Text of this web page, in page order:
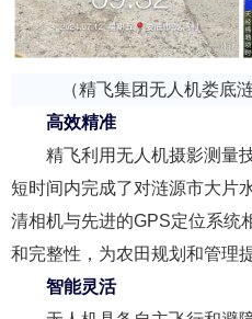
（精飞集团无人机娄底
高效精准
精飞利用无人机摄影测量
短时间内完成了对涟源市大片
清相机与先进的GPS定位系统
和完整性，为农田规划和管理
智能灵活